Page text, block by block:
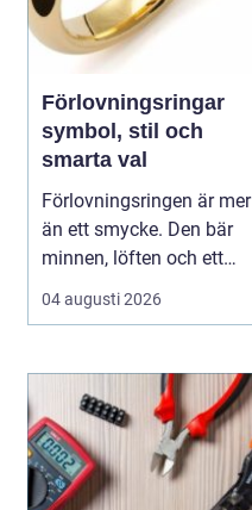
Förlovningsringar
symbol, stil och
smarta val
Förlovningsringen är mer
än ett smycke. Den bär
minnen, löften och ett
vardagsliv tillsammans.
Samtidigt innebär valet
vilket material håller
bäst, hur skiljer sig olika
stilar åt och hur hittar
man rätt storlek utan
stress? Med...
04 augusti 2026